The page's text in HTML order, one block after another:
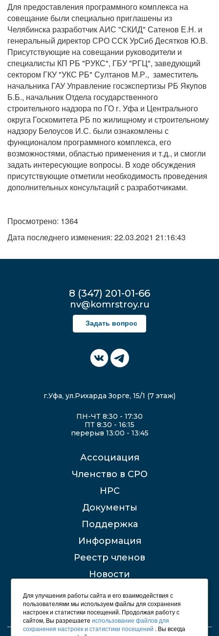
Для предоставления программного комплекса на
совещание были специально приглашены из
Челябинска разработчик АИС "СКИД" Сатенов Е.Н. и
генеральный директор СРО ССК УрСиб Десятков Ю.В.
Присутствующие на совещании руководители и
специалисты КП РБ "РУКС", ГБУ "РГЦ", заведующий
сектором ГКУ "УКС РБ" Султанов М.Р., заместитель
начальника ГАУ Управление госэкспертизы РБ Якупов
Б.Б., начальник Отдела государственного
строительного надзора по ГО г. Уфа и Центрального
округа Госкомитета РБ по жилищному и строительному
надзору Белоусов И.С. были ознакомлены с
функционалом программного комплекса, его
возможностями, областью применения и т.д., и смогли
задать интересующие вопросы. В ходе обсуждения
присутствующие отметили необходимость проведения
дополнительных консультаций с разработчиками.
Просмотрено: 1364
Дата последнего изменения: 22.03.2021 21:16:43
8 (347) 201-01-66
nv@komrstroy.ru
Задать вопрос
г.Уфа, ул.Рихарда Зорге, 15/1 (7 этаж)
ПН-ЧТ 8:30 - 17:30
ПТ 8:30 - 16:15
перерыв 13:00 - 13:45
Ассоциация
Членство в СРО
НРС
Документы
Поддержка
Информация
Реестр членов
Новости
Контакты
Для улучшения работы сайта и его взаимодействия с
пользователями мы используем файлы для сохранения
настроек и статистики посещений. Продолжая работу с
сайтом, Вы разрешаетеиспользование файлов для
сохранения настроек и статистики посещений . Вы всегда